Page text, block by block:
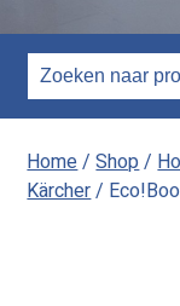
Home/Shop/
Kärcher/